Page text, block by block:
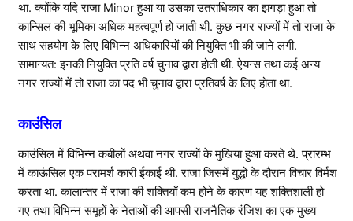
था. क्योंकि यदि राजा Minor हुआ या उसका उतराधिकार का झगड़ा हुआ तो
कान्सिल की भूमिका अधिक महत्वपूर्ण हो जाती थी. कुछ नगर राज्यों में तो राजा के
साथ सहयोग के लिए विभिन्न अधिकारियों की नियुक्ति भी की जाने लगी.
सामान्यत: इनकी नियुक्ति प्रति वर्ष चुनाव द्वारा होती थी. ऐयन्स तथा कई अन्य
नगर राज्यों में तो राजा का पद भी चुनाव द्वारा प्रतिवर्ष के लिए होता था.
काउंसिल
काउंसिल में विभिन्न कबीलों अथवा नगर राज्यों के मुखिया हुआ करते थे. प्रारम्भ
में काऊंसिल एक परामर्श कारी ईकाई थी. राजा जिसमें युद्धों के दौरान विचार विर्मश
करता था. कालान्तर में राजा की शक्तियाँ कम होने के कारण यह शक्तिशाली हो
गए तथा विभिन्न समूहों के नेताओं की आपसी राजनैतिक रंजिश का एक मुख्य